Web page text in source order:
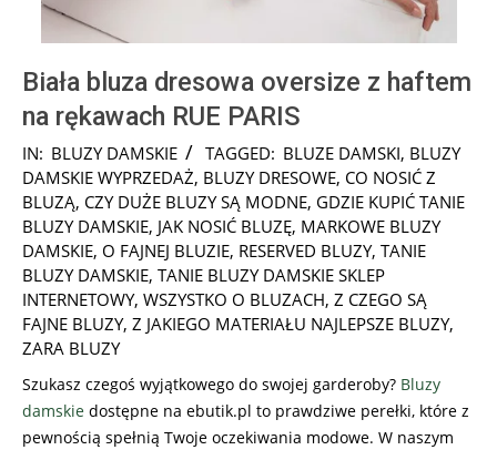
Biała bluza dresowa oversize z haftem
na rękawach RUE PARIS
2025-
06-
04
IN: BLUZY DAMSKIE TAGGED: BLUZE DAMSKI, BLUZY
DAMSKIE WYPRZEDAŻ, BLUZY DRESOWE, CO NOSIĆ Z
BLUZĄ, CZY DUŻE BLUZY SĄ MODNE, GDZIE KUPIĆ TANIE
BLUZY DAMSKIE, JAK NOSIĆ BLUZĘ, MARKOWE BLUZY
DAMSKIE, O FAJNEJ BLUZIE, RESERVED BLUZY, TANIE
BLUZY DAMSKIE, TANIE BLUZY DAMSKIE SKLEP
INTERNETOWY, WSZYSTKO O BLUZACH, Z CZEGO SĄ
FAJNE BLUZY, Z JAKIEGO MATERIAŁU NAJLEPSZE BLUZY,
ZARA BLUZY
Szukasz czegoś wyjątkowego do swojej garderoby? Bluzy
damskie dostępne na ebutik.pl to prawdziwe perełki, które z
pewnością spełnią Twoje oczekiwania modowe. W naszym